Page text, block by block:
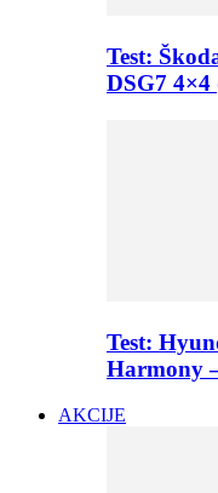
Test:
DSG7
Test:
Harmony
AKCIJE